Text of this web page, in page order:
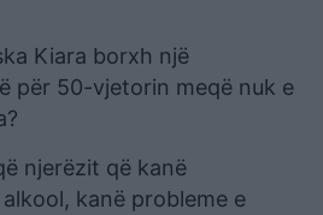
Kiara borxh një
për 50-vjetorin meqë nuk e
njerëzit që kanë
kanë probleme e